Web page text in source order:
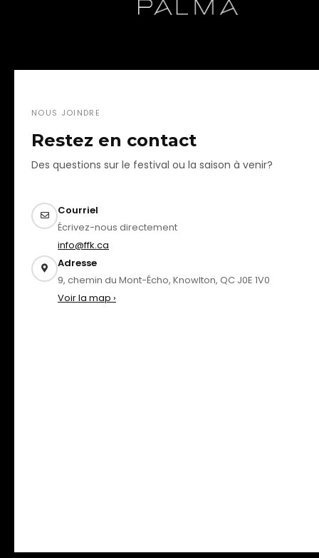
NOUS JOINDRE
Restez en contact
Des questions sur le festival ou la saison à venir?
Courriel
Écrivez-nous directement
info@ffk.ca
Adresse
9, chemin du Mont-Écho, Knowlton, QC J0E 1V0
Voir la map ›